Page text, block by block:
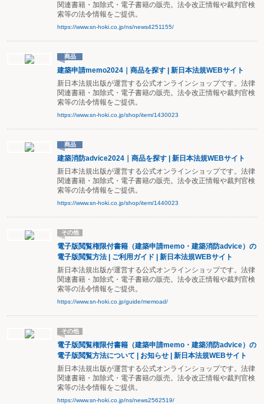
関連書籍・加除式・電子書籍の販売。法令改正情報や裁判官検
索等の法令情報をご提供。
https://www.sn-hoki.co.jp/ns/news4251155/
商品
建築申請memo2024｜商品を探す | 新日本法規WEBサイト
新日本法規出版が運営する公式オンラインショップです。法律
関連書籍・加除式・電子書籍の販売。法令改正情報や裁判官検
索等の法令情報をご提供。
https://www.sn-hoki.co.jp/shop/item/1430023
商品
建築消防advice2024｜商品を探す | 新日本法規WEBサイト
新日本法規出版が運営する公式オンラインショップです。法律
関連書籍・加除式・電子書籍の販売。法令改正情報や裁判官検
索等の法令情報をご提供。
https://www.sn-hoki.co.jp/shop/item/1440023
その他
電子版閲覧権限付書籍（建築申請memo・建築消防advice）の
電子版閲覧方法 | ご利用ガイド | 新日本法規WEBサイト
新日本法規出版が運営する公式オンラインショップです。法律
関連書籍・加除式・電子書籍の販売。法令改正情報や裁判官検
索等の法令情報をご提供。
https://www.sn-hoki.co.jp/guide/memoad/
その他
電子版閲覧権限付書籍（建築申請memo・建築消防advice）の
電子版閲覧方法について | お知らせ | 新日本法規WEBサイト
新日本法規出版が運営する公式オンラインショップです。法律
関連書籍・加除式・電子書籍の販売。法令改正情報や裁判官検
索等の法令情報をご提供。
https://www.sn-hoki.co.jp/ns/news2562519/